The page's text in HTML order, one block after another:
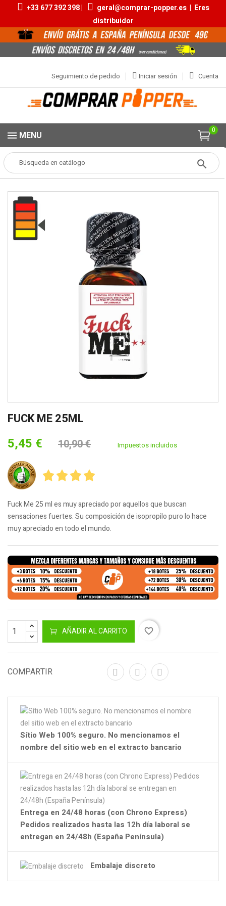
+33 677 392 398 | geral@comprar-popper.es| Eres
distribuidor
Cuenta
Iniciar sesión
Seguimiento de pedido
0
MENU
Popper Aromas Grandes
FUCK ME 25ML
5,45 € 10,90 € Impuestos incluidos
Fuck Me 25 ml es muy apreciado por aquellos que buscan
sensaciones fuertes. Su composición de isopropilo puro lo hace
muy apreciado en todo el mundo.
AÑADIR AL CARRITO favorite_border
COMPARTIR
Sítio Web 100% seguro. No mencionamos el
nombre del sitio web en el extracto bancario
Entrega en 24/48 horas (con Chrono Express)
Pedidos realizados hasta las 12h día laboral se
entregan en 24/48h (España Península)
Embalaje discreto